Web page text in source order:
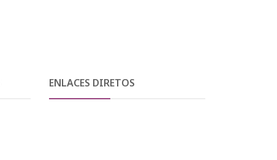
ENLACES DIRETOS